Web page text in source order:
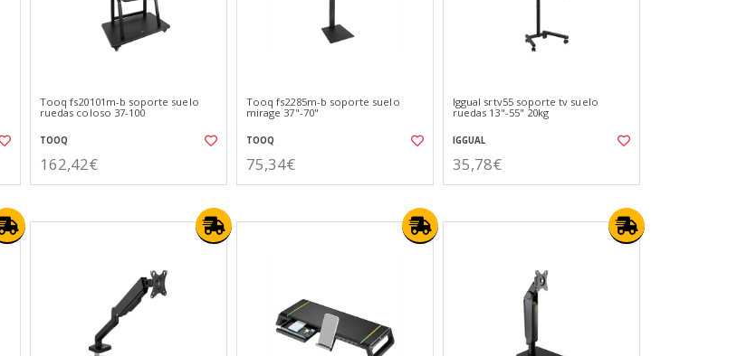
Tooq fs20101m-b soporte suelo
ruedas coloso 37-100
TOOQ
162,42€
Tooq fs2285m-b soporte suelo
mirage 37"-70"
TOOQ
75,34€
Iggual srtv55 soporte tv suelo
ruedas 13"-55" 20kg
IGGUAL
35,78€